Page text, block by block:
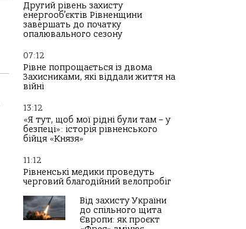
Другий рівень захисту
енергооб’єктів Рівненщини
завершать до початку
опалювального сезону
07:12
Рівне попрощається із двома
Захисниками, які віддали життя на
війні
13:12
«Я тут, щоб мої рідні були там – у
безпеці»: історія рівненського
бійця «Князя»
11:12
Рівненські медики проведуть
черговий благодійний велопробіг
Від захисту України
до спільного щита
Європи: як проєкт